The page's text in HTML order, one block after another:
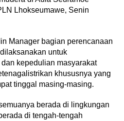
Lhokseumawe, Senin
Manager bagian perencanaan
untuk
kepedulian masyarakat
khususnya yang
tinggal masing-masing.
berada di lingkungan
di tengah-tengah